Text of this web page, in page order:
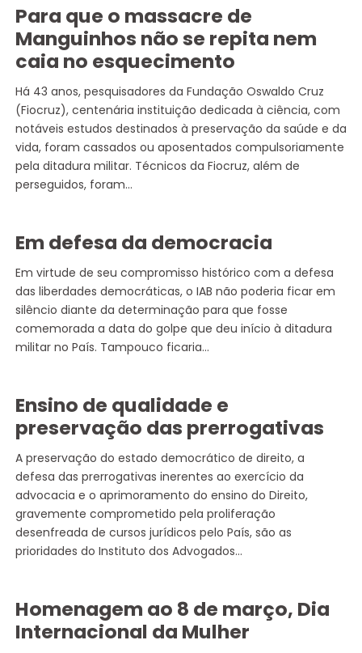
Para que o massacre de
Manguinhos não se repita nem
caia no esquecimento
Há 43 anos, pesquisadores da Fundação Oswaldo Cruz
(Fiocruz), centenária instituição dedicada à ciência, com
notáveis estudos destinados à preservação da saúde e da
vida, foram cassados ou aposentados compulsoriamente
pela ditadura militar. Técnicos da Fiocruz, além de
perseguidos, foram…
Em defesa da democracia
Em virtude de seu compromisso histórico com a defesa
das liberdades democráticas, o IAB não poderia ficar em
silêncio diante da determinação para que fosse
comemorada a data do golpe que deu início à ditadura
militar no País. Tampouco ficaria…
Ensino de qualidade e
preservação das prerrogativas
A preservação do estado democrático de direito, a
defesa das prerrogativas inerentes ao exercício da
advocacia e o aprimoramento do ensino do Direito,
gravemente comprometido pela proliferação
desenfreada de cursos jurídicos pelo País, são as
prioridades do Instituto dos Advogados…
Homenagem ao 8 de março, Dia
Internacional da Mulher